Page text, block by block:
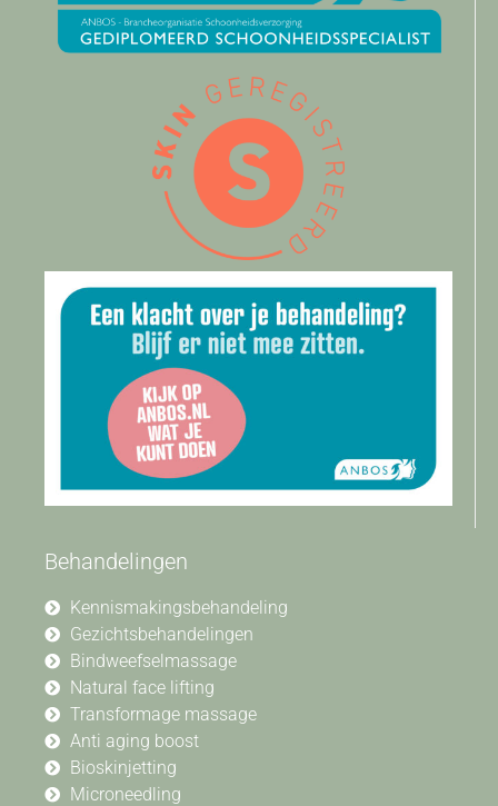
Behandelingen
Kennismakingsbehandeling
Gezichtsbehandelingen
Bindweefselmassage
Natural face lifting
Transformage massage
Anti aging boost
Bioskinjetting
Microneedling